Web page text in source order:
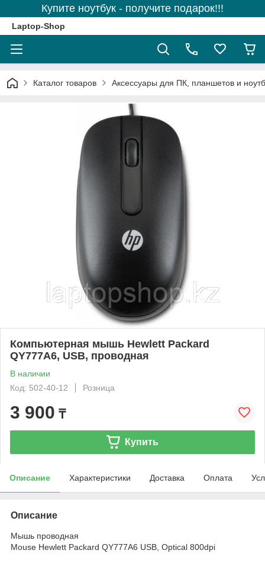
Купите ноутбук - получите подарок!!!
Laptop-Shop
Каталог товаров Аксессуары для ПК, планшетов и
Компьютерная мышь Hewlett Packard
QY777A6, USB, проводная
В наличии
Код: 502-40-12
Розница
3 900 ₸
Купить
Описание Характеристики Доставка Оплата
Описание
Мышь проводная
Mouse Hewlett Packard QY777A6 USB, Optical 800dpi